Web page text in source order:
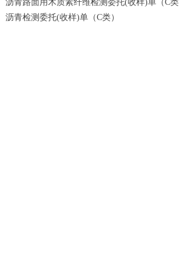
沥青路面用木质素纤维检测委托(收样)单（C
沥青检测委托(收样)单（C类）